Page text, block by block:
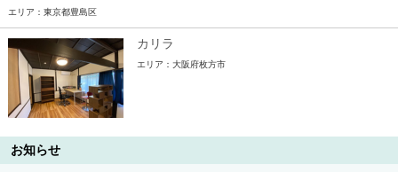
エリア：東京都豊島区
カリラ
エリア：大阪府枚方市
お知らせ